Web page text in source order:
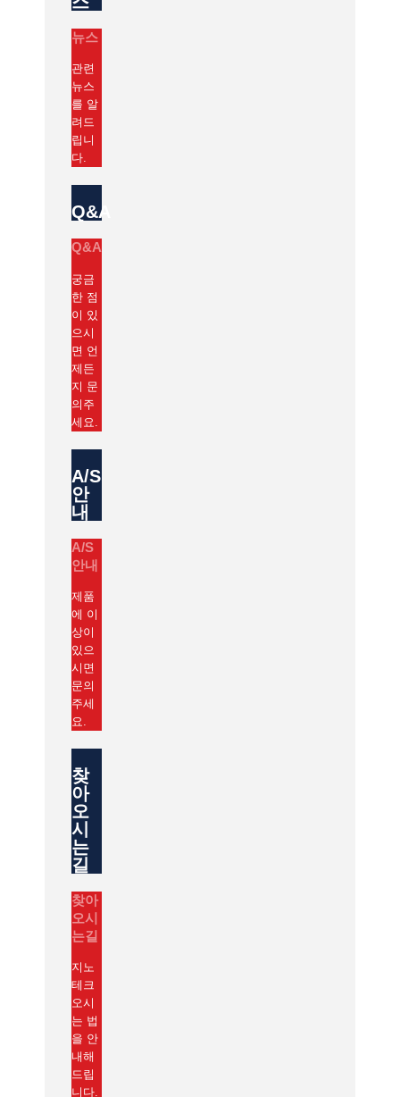
뉴스
관련
뉴스
를 알
려드
립니
다.
Q&A
Q&A
궁금
한 점
이 있
으시
면 언
제든
지 문
의주
세요.
A/S
안
내
A/S
안내
제품
에 이
상이
있으
시면
문의
주세
요.
찾
아
오
시
는
길
찾아
오시
는길
지노
테크
오시
는 법
을 안
내해
드립
니다.